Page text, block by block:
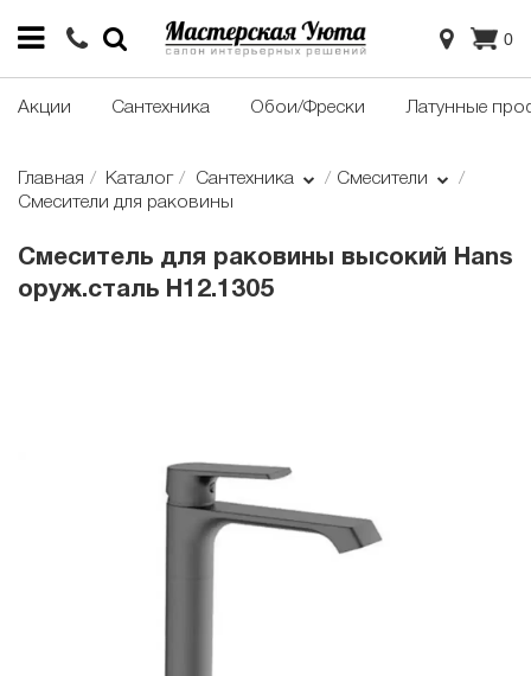
0
Акции Сантехника Обои/Фрески Латунные
Главная Каталог Сантехника
Смесители
Смесители для раковины
Смеситель для раковины высокий Hans
оруж.сталь H12.1305